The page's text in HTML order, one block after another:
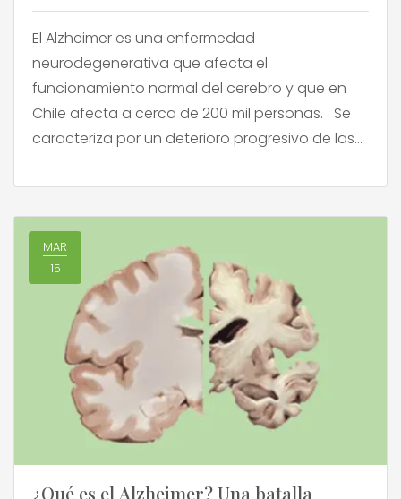
El Alzheimer es una enfermedad
neurodegenerativa que afecta el
funcionamiento normal del cerebro y que en
Chile afecta a cerca de 200 mil personas. Se
caracteriza por un deterioro progresivo de las
pensamiento y la capacidad para llevar a
cabo tareas cotidianas. A 120 años de su […]
MAR
15
¿Qué es el Alzheimer? Una batalla